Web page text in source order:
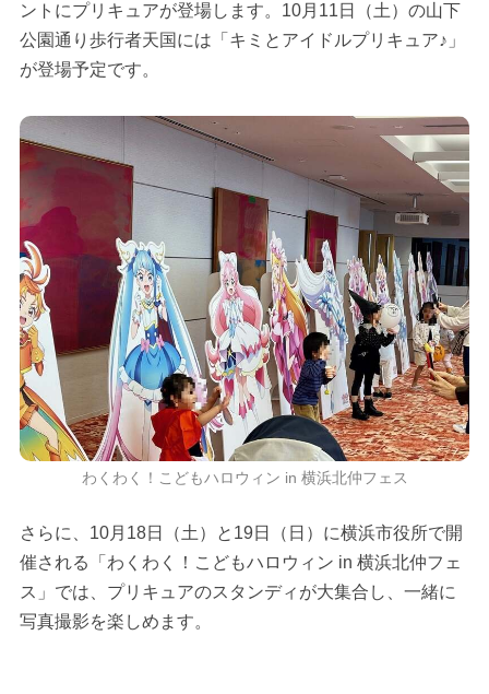
ントにプリキュアが登場します。10月11日（土）の山下
公園通り歩行者天国には「キミとアイドルプリキュア♪」
が登場予定です。
わくわく！こどもハロウィン in 横浜北仲フェス
さらに、10月18日（土）と19日（日）に横浜市役所で開
催される「わくわく！こどもハロウィン in 横浜北仲フェ
ス」では、プリキュアのスタンディが大集合し、一緒に
写真撮影を楽しめます。